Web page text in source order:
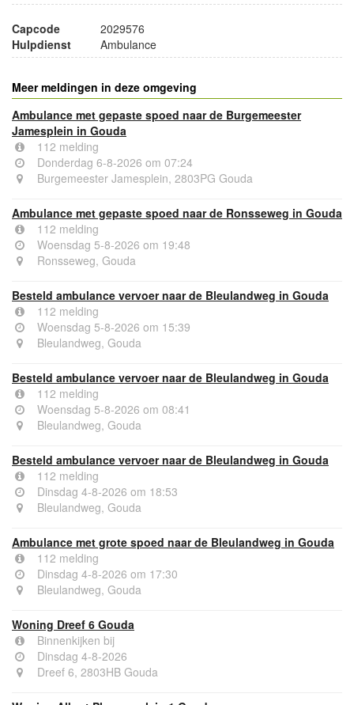
Capcode
2029576
Hulpdienst
Ambulance
Meer meldingen in deze omgeving
Ambulance met gepaste spoed naar de Burgemeester
Jamesplein in Gouda
112 melding
Donderdag 6-8-2026 om 07:24
Burgemeester Jamesplein, 2803PG Gouda
Ambulance met gepaste spoed naar de Ronsseweg in Gouda
112 melding
Woensdag 5-8-2026 om 19:48
Ronsseweg, Gouda
Besteld ambulance vervoer naar de Bleulandweg in Gouda
112 melding
Woensdag 5-8-2026 om 15:39
Bleulandweg, Gouda
Besteld ambulance vervoer naar de Bleulandweg in Gouda
112 melding
Woensdag 5-8-2026 om 08:41
Bleulandweg, Gouda
Besteld ambulance vervoer naar de Bleulandweg in Gouda
112 melding
Dinsdag 4-8-2026 om 18:53
Bleulandweg, Gouda
Ambulance met grote spoed naar de Bleulandweg in Gouda
112 melding
Dinsdag 4-8-2026 om 17:30
Bleulandweg, Gouda
Woning Dreef 6 Gouda
Binnenkijken bij
Dinsdag 4-8-2026
Dreef 6, 2803HB Gouda